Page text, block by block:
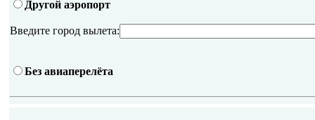
Другой аэропорт
Введите город вылета:
Без авиаперелёта